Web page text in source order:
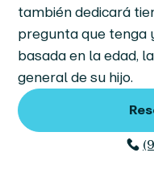
también dedicará
pregunta que tenga
basada en la edad,
general de su hijo.